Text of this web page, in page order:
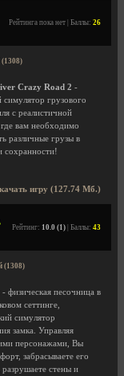
Рейтинга пока нет | Баллы: 26
(1308)
Crazy Road 2 -
симулятор грузового
с реалистичной
вам необходимо
различные грузы в
сохранности!
игру (127.74 Мб.)
Рейтинг: 10.0 (1) | Баллы: 43
(1308)
- физическая песочница в
сеттинге,
симулятор
замка. Управляя
персонажами, Вы
забрасываете его
стены и